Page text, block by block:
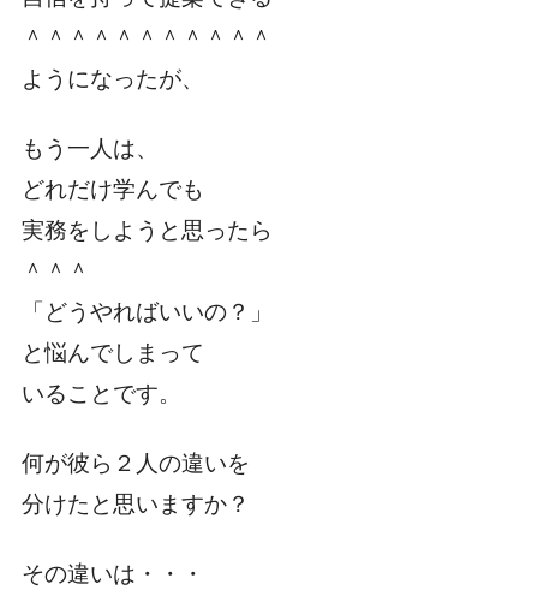
＾＾＾＾＾＾＾＾＾＾＾
ようになったが、
もう一人は、
どれだけ学んでも
実務をしようと思ったら
＾＾＾
「どうやればいいの？」
と悩んでしまって
いることです。
何が彼ら２人の違いを
分けたと思いますか？
その違いは・・・